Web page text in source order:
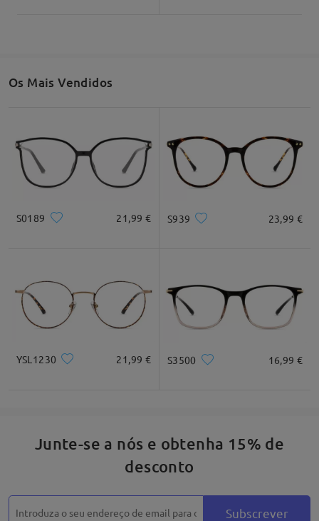
Largura total
Quadrado Redondo Coração Diamante Oval
Descrição do produto
Os Mais Vendidos
S0189 21,99 € S939 23,99 €
YSL1230 21,99 € S3500 16,99 €
Junte-se a nós e obtenha 15% de
desconto
Subscrever